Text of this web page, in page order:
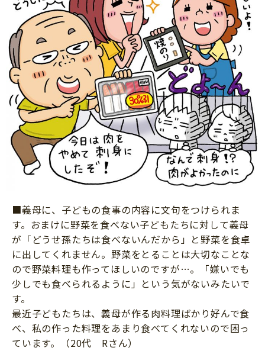
■義母に、子どもの食事の内容に文句をつけられま
す。おまけに野菜を食べない子どもたちに対して義母
が「どうせ孫たちは食べないんだから」と野菜を食卓
に出してくれません。野菜をとることは大切なことな
ので野菜料理も作ってほしいのですが…。「嫌いでも
少しでも食べられるように」という気がないみたいで
す。
最近子どもたちは、義母が作る肉料理ばかり好んで食
べ、私の作った料理をあまり食べてくれないので困っ
ています。（20代 Rさん）